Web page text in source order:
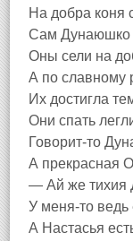
На добра коня
Сам Дунаюшко
Оны сели на
А по славному
Их достигла
Они спать
Говорит-то
А прекрасная
— Ай же тихия
У меня-то ведь
А Настасья